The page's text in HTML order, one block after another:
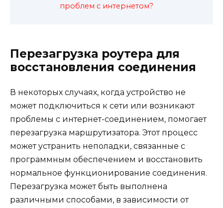
проблем с интернетом?
Перезагрузка роутера для
восстановления соединения
В некоторых случаях, когда устройство не
может подключиться к сети или возникают
проблемы с интернет-соединением, помогает
перезагрузка маршрутизатора. Этот процесс
может устранить неполадки, связанные с
программным обеспечением и восстановить
нормальное функционирование соединения.
Перезагрузка может быть выполнена
различными способами, в зависимости от